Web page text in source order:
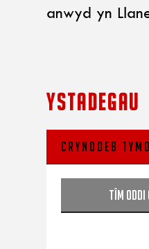
anwyd yn
YSTADEGAU
CRYNODEB
Tîm